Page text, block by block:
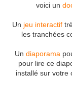
voici un
Un jeu interactif
les tranchées
Un diaporama
pour lire ce
installé sur votre